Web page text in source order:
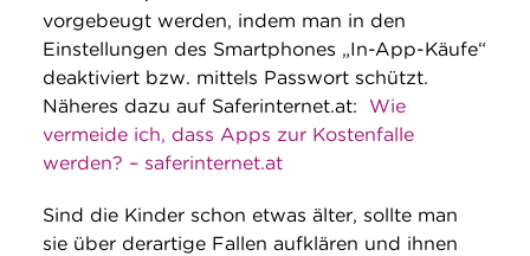
vorgebeugt werden, indem man in den
Einstellungen des Smartphones „In-App-Käufe“
deaktiviert bzw. mittels Passwort schützt.
Näheres dazu auf Saferinternet.at:
Wie
vermeide ich, dass Apps zur Kostenfalle
werden? – saferinternet.at
Sind die Kinder schon etwas älter, sollte man
sie über derartige Fallen aufklären und ihnen